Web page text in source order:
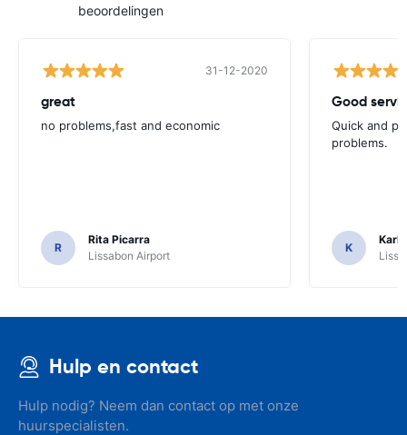
beoordelingen
31-12-2020
great
no problems,fast and economic
R
Rita Picarra
Lissabon Airport
Good
Quick and
problems.
K
Karl
Hulp en contact
Hulp nodig? Neem dan contact op met onze
huurspecialisten.